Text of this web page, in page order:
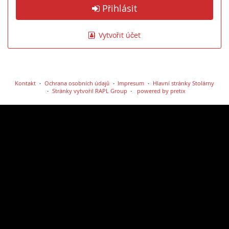
Přihlásit
Vytvořit účet
Kontakt Ochrana osobních údajů Impresum
Hlavní stránky Stolárny
Stránky vytvořil RAPL Group
powered by pretix